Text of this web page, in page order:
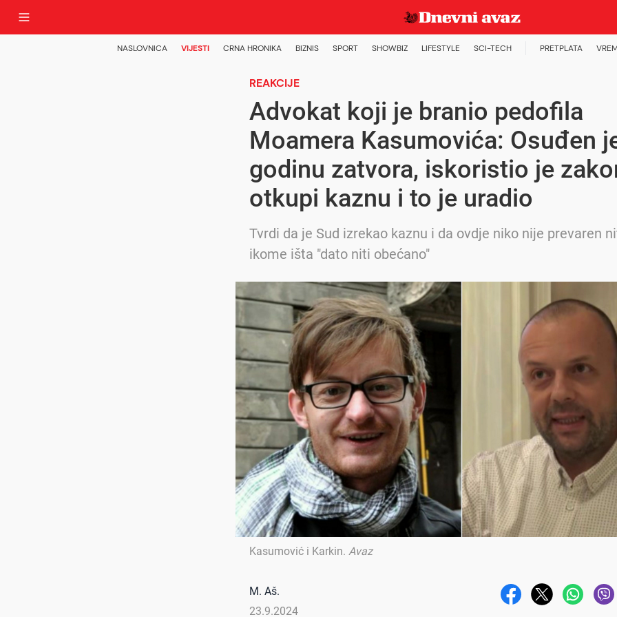
NASLOVNICA VIJESTI CRNA HRONIKA BIZNIS SPORT SHOWBIZ LIFESTYLE SCI-TECH PRETPLATA
REAKCIJE
Advokat koji je branio pedofila
Moamera Kasumovića: Osuđen
godinu zatvora, iskoristio je
otkupi kaznu i to je uradio
Tvrdi da je Sud izrekao kaznu i da ovdje niko nije prevaren
ikome išta "dato niti obećano"
Kasumović i Karkin. Avaz
M. Aš.
23.9.2024